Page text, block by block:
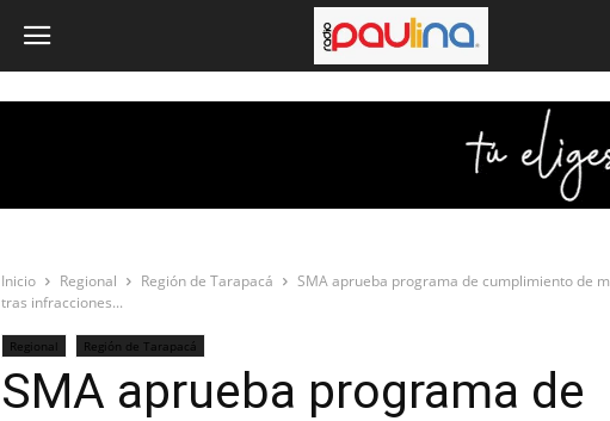
Inicio Regional Región de Tarapacá
SMA aprueba programa de cumplimiento de
tras infracciones...
Regional Región de Tarapacá
SMA aprueba programa de